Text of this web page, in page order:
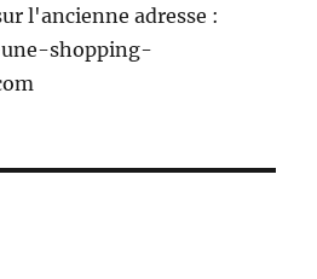
l'ancienne adresse :
shopping-